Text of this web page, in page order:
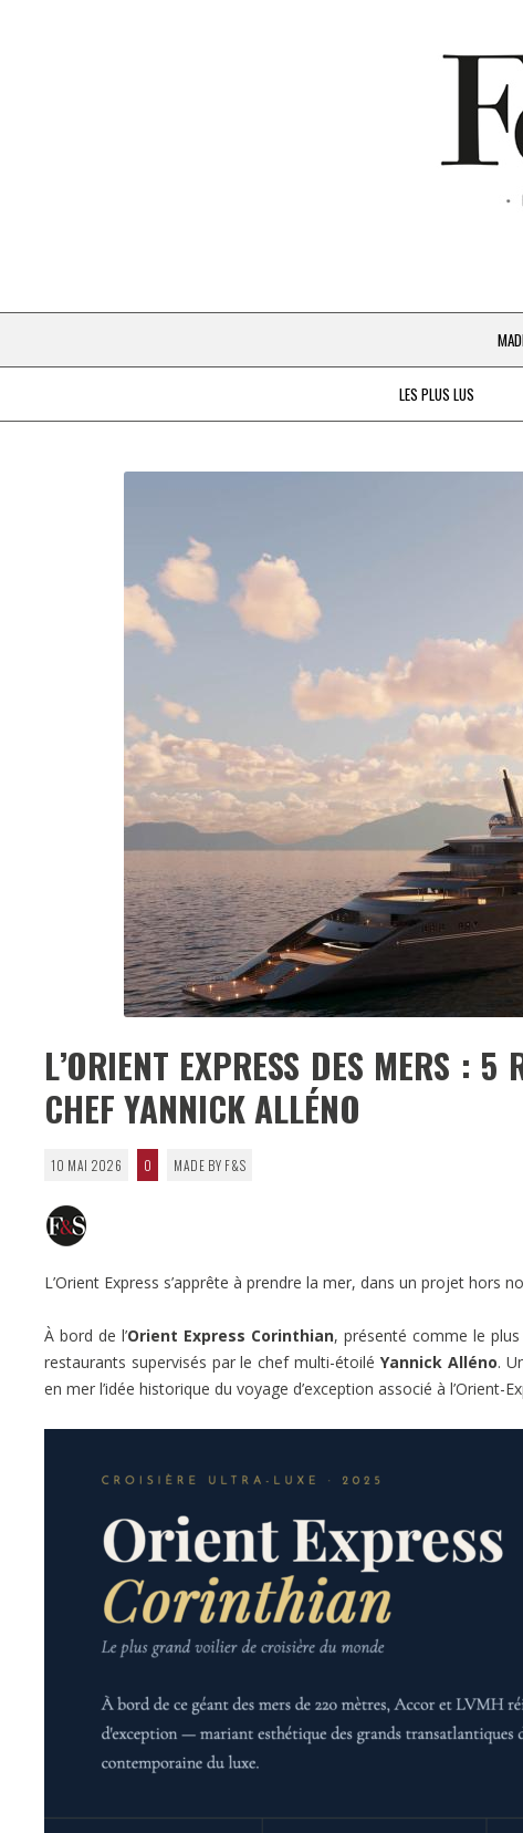
LES PLUS LUS
L’ORIENT EXPRESS DES MERS : 5
CHEF YANNICK ALLÉNO
10 MAI 2026 0 MADE BY F&S
L’Orient Express s’apprête à prendre la mer, dans un projet hors
À bord de l’Orient Express Corinthian, présenté comme le
restaurants supervisés par le chef multi-étoilé Yannick Alléno.
en mer l’idée historique du voyage d’exception associé à l’Orient-